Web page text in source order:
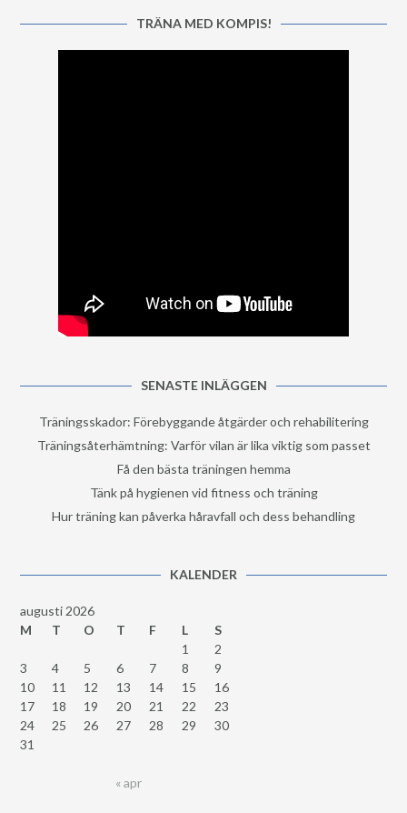
TRÄNA MED KOMPIS!
SENASTE INLÄGGEN
Träningsskador: Förebyggande åtgärder och rehabilitering
Träningsåterhämtning: Varför vilan är lika viktig som passet
Få den bästa träningen hemma
Tänk på hygienen vid fitness och träning
Hur träning kan påverka håravfall och dess behandling
KALENDER
augusti 2026
M
T O T F L
S
1
2
3
4 5 6 7 8
9
10
11 12 13 14 15
16
17
18 19 20 21 22
23
24
25 26 27 28 29
30
31
« apr